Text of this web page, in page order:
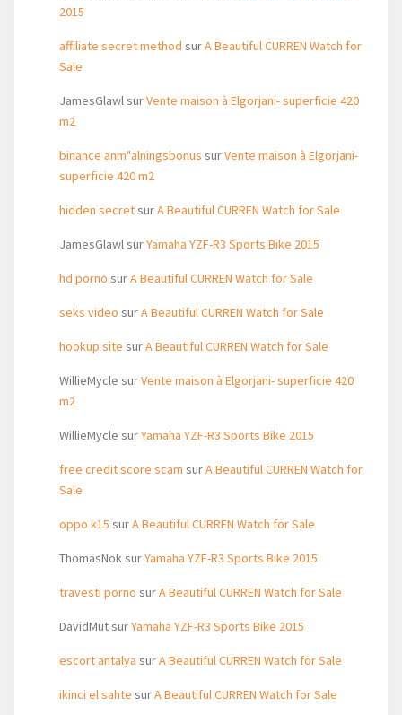
2015
affiliate secret method surA Beautiful CURREN Watch for
Sale
JamesGlawlsurVente maison à Elgorjani- superficie 420
m2
binance anm"alningsbonus surVente maison à Elgorjani-
superficie 420 m2
hidden secretsurA Beautiful CURREN Watch for Sale
JamesGlawlsurYamaha YZF-R3 Sports Bike 2015
hd porno surA Beautiful CURREN Watch for Sale
seks video surA Beautiful CURREN Watch for Sale
hookup site surA Beautiful CURREN Watch for Sale
WillieMycle surVente maison à Elgorjani- superficie 420
m2
WillieMycle surYamaha YZF-R3 Sports Bike 2015
free credit score scam surA Beautiful CURREN Watch for
Sale
oppo k15 surA Beautiful CURREN Watch for Sale
ThomasNoksurYamaha YZF-R3 Sports Bike 2015
travesti porno surA Beautiful CURREN Watch for Sale
DavidMutsurYamaha YZF-R3 Sports Bike 2015
escort antalya surA Beautiful CURREN Watch for Sale
ikinci el sahte surA Beautiful CURREN Watch for Sale